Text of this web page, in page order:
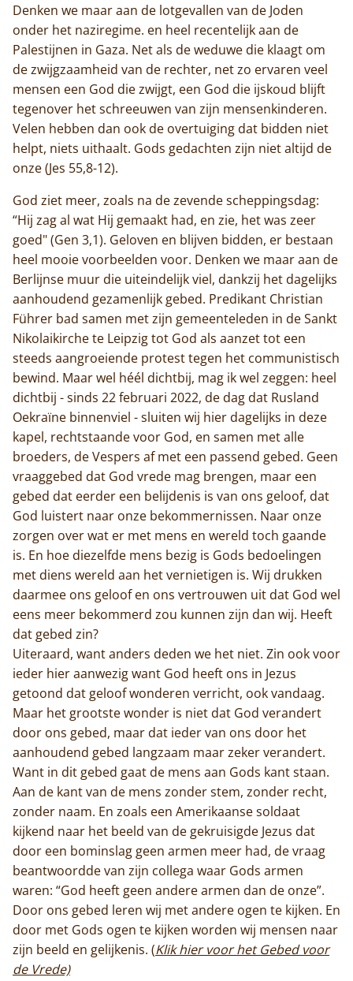
Home
Trappisten
De abdij
Actueel
Monnik worden
Contact
Denken we maar aan de lotgevallen van de Joden
onder het naziregime. en heel recentelijk aan de
Palestijnen in Gaza. Net als de weduwe die klaagt om
de zwijgzaamheid van de rechter, net zo ervaren veel
mensen een God die zwijgt, een God die ijskoud blijft
tegenover het schreeuwen van zijn mensenkinderen.
Velen hebben dan ook de overtuiging dat bidden niet
helpt, niets uithaalt. Gods gedachten zijn niet altijd de
onze (Jes 55,8-12).
God ziet meer, zoals na de zevende scheppingsdag:
“Hij zag al wat Hij gemaakt had, en zie, het was zeer
goed" (Gen 3,1). Geloven en blijven bidden, er bestaan
heel mooie voorbeelden voor. Denken we maar aan de
Berlijnse muur die uiteindelijk viel, dankzij het dagelijks
aanhoudend gezamenlijk gebed. Predikant Christian
Führer bad samen met zijn gemeenteleden in de Sankt
Nikolaikirche te Leipzig tot God als aanzet tot een
steeds aangroeiende protest tegen het communistisch
bewind. Maar wel héél dichtbij, mag ik wel zeggen: heel
dichtbij - sinds 22 februari 2022, de dag dat Rusland
Oekraïne binnenviel - sluiten wij hier dagelijks in deze
kapel, rechtstaande voor God, en samen met alle
broeders, de Vespers af met een passend gebed. Geen
vraaggebed dat God vrede mag brengen, maar een
gebed dat eerder een belijdenis is van ons geloof, dat
God luistert naar onze bekommernissen. Naar onze
zorgen over wat er met mens en wereld toch gaande
is. En hoe diezelfde mens bezig is Gods bedoelingen
met diens wereld aan het vernietigen is. Wij drukken
daarmee ons geloof en ons vertrouwen uit dat God wel
eens meer bekommerd zou kunnen zijn dan wij. Heeft
dat gebed zin?
Uiteraard, want anders deden we het niet. Zin ook voor
ieder hier aanwezig want God heeft ons in Jezus
getoond dat geloof wonderen verricht, ook vandaag.
Maar het grootste wonder is niet dat God verandert
door ons gebed, maar dat ieder van ons door het
aanhoudend gebed langzaam maar zeker verandert.
Want in dit gebed gaat de mens aan Gods kant staan.
Aan de kant van de mens zonder stem, zonder recht,
zonder naam. En zoals een Amerikaanse soldaat
kijkend naar het beeld van de gekruisigde Jezus dat
door een bominslag geen armen meer had, de vraag
beantwoordde van zijn collega waar Gods armen
waren: “God heeft geen andere armen dan de onze”.
Door ons gebed leren wij met andere ogen te kijken. En
door met Gods ogen te kijken worden wij mensen naar
zijn beeld en gelijkenis. (Klik hier voor het Gebed voor
de Vrede)